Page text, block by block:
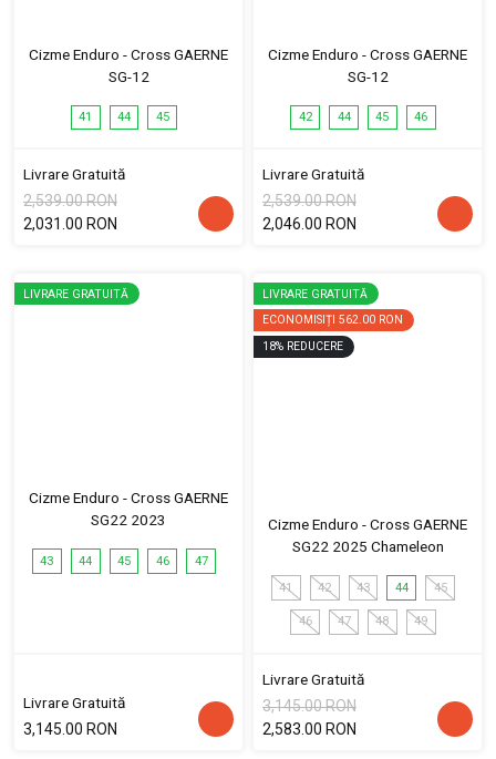
Cizme Enduro - Cross GAERNE
SG-12
41 44 45
Livrare Gratuită
2,539.00 RON
2,031.00 RON
Cizme Enduro - Cross GAERNE
SG-12
42 44 45 46
Livrare Gratuită
2,539.00 RON
2,046.00 RON
LIVRARE GRATUITĂ
Cizme Enduro - Cross GAERNE
SG22 2023
43 44 45 46 47
Livrare Gratuită
3,145.00 RON
LIVRARE GRATUITĂ
ECONOMISIȚI 562.00 RON
18% REDUCERE
Cizme Enduro - Cross GAERNE
SG22 2025 Chameleon
41 42 43 44 45
46 47 48 49
Livrare Gratuită
3,145.00 RON
2,583.00 RON